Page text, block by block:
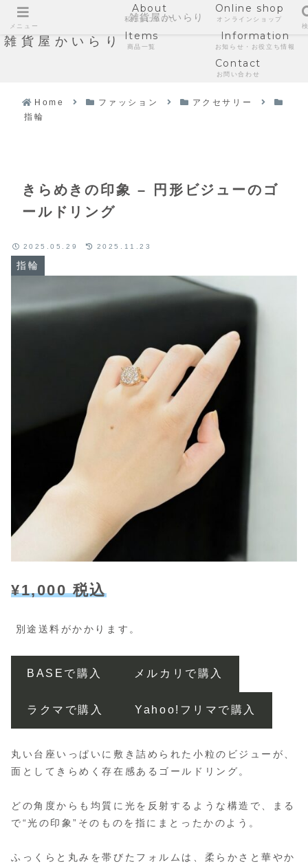
雑貨屋かいらり
About
私たちについて
Online shop
オンラインショップ
Items
商品一覧
Information
お知らせ・お役立ち情報
Contact
お問い合わせ
Home ファッション
アクセサリー
指輪
きらめきの印象 – 円形ビジューのゴ
ールドリング
指輪
2025.05.29 2025.11.23
¥1,000 税込
別途送料がかかります。
BASEで購入 メルカリで購入
ラクマで購入 Yahoo!フリマで購入
丸い台座いっぱいに敷き詰められた小粒のビジューが、
面としてきらめく存在感あるゴールドリング。
どの角度からも均質に光を反射するような構造で、まる
で“光の印象”そのものを指にまとったかのよう。
ふっくらと丸みを帯びたフォルムは、柔らかさと華やか
メニュー
雑貨屋かいらり